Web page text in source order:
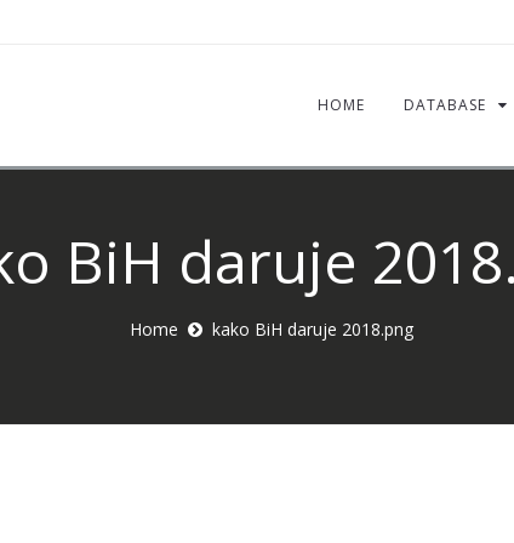
HOME DATABASE
BiH daruje
Home kako BiH daruje 2018.png